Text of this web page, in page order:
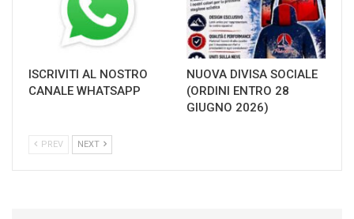
ISCRIVITI AL NOSTRO
CANALE WHATSAPP
NUOVA DIVISA SOCIALE
(ORDINI ENTRO 28
GIUGNO 2026)
PREV NEXT